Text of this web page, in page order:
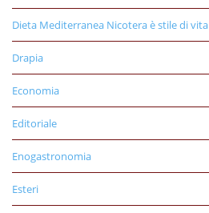
Dieta Mediterranea Nicotera è stile di vita
Drapia
Economia
Editoriale
Enogastronomia
Esteri